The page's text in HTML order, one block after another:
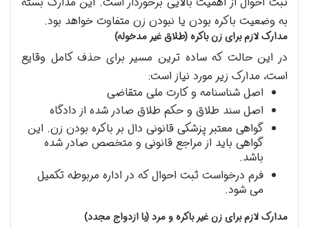
به وضعیت باکره بودن یا نبودن زن متفاوت خواهد بود.
مدارک لازم برای زن باکره (طلاق غیر مدخوله)
در این حالت که ساده ترین مسیر برای حذف کامل وقایع
است، مدارک زیر مورد نیاز است:
اصل شناسنامه و کارت ملی متقاضی
اصل سند طلاق و حکم طلاق صادر شده از دادگاه
گواهی معتبر پزشکی قانونی دال بر باکره بودن زن. این
گواهی باید از مراجع قانونی و متخصص صادر شده
باشد.
فرم درخواست ثبت احوال که در اداره مربوطه تکمیل
می شود.
مدارک لازم برای زن غیر باکره و مرد (با ازدواج مجدد)